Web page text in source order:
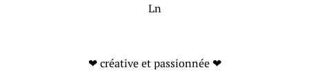
Ln
❤ créative et passionnée ❤